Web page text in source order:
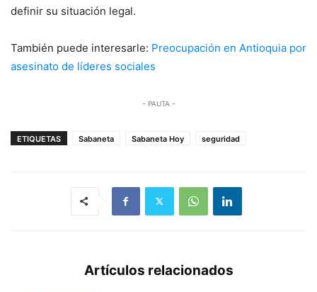
definir su situación legal.
También puede interesarle: Preocupación en Antioquia por
asesinato de líderes sociales
- PAUTA -
ETIQUETAS Sabaneta Sabaneta Hoy seguridad
Artículos relacionados